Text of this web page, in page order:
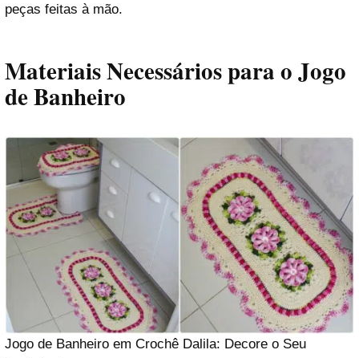
peças feitas à mão.
Materiais Necessários para o Jogo
de Banheiro
Jogo de Banheiro em Crochê Dalila: Decore o Seu